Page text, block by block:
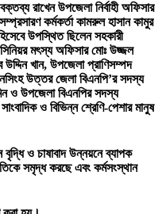
রাখেন উপজেলা নির্বাহী অফিসার
কর্মকর্তা কামরুল হাসান কামুর
উপস্থিত ছিলেন সহকারী
মৎস্য অফিসার মোঃ উজ্জল
খান, উপজেলা প্রাণিসম্পদ
উত্তর জেলা বিএনপি’র সদস্য
ও উপজেলা বিএনপির সদস্য
ও বিভিন্ন শ্রেণি-পেশার মানুষ
বৃদ্ধি ও চাষাবাদ উন্নয়নে ব্যাপক
সমৃদ্ধ করছে এবং কর্মসংস্থান